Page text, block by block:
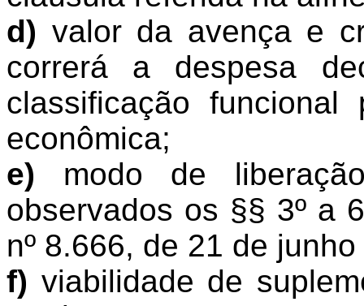
d) valor da avença e
correrá a despesa
classificação
econômica;
e) modo de
observados os §§ 3º a
nº 8.666, de 21 de
f) viabilidade de